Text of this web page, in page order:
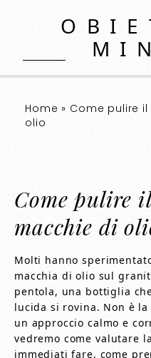
Home » Come pulire
olio​​
Come pulire
macchie di
Molti hanno
macchia di olio sul
pentola, una bottiglia
lucida si rovina. Non è
un approccio calmo e
vedremo come valutare
immediati fare, come